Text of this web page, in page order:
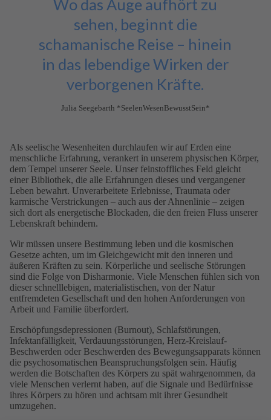
Wo das Auge aufhört zu
sehen, beginnt die
schamanische Reise – hinein
in das lebendige Wirken der
verborgenen Kräfte.
Julia Seegebarth *SeelenWesenBewusstSein*
Als seelische Wesenheiten durchlaufen wir auf Erden eine
menschliche Erfahrung, verankert in unserem physischen Körper,
dem Tempel unserer Seele. Unser feinstoffliches Feld gleicht
einer Bibliothek, die alle Erfahrungen dieses und vergangener
Leben bewahrt. Unverarbeitete Erlebnisse, Traumata oder
karmische Verstrickungen – auch aus der Ahnenlinie – zeigen
sich dort als energetische Blockaden, die den freien Fluss unserer
Lebenskraft behindern.
Wir müssen unsere Bestimmung leben und die kosmischen
Gesetze achten, um im Gleichgewicht mit den inneren und
äußeren Kräften zu sein. Körperliche und seelische Störungen
sind die Folge von Disharmonie. Viele Menschen fühlen sich von
dieser schnelllebigen, materialistischen, von der Natur
entfremdeten Gesellschaft und den hohen Anforderungen von
Arbeit und Familie überfordert.
Erschöpfungsdepressionen (Burnout), Schlafstörungen,
Infektanfälligkeit, Verdauungsstörungen, Herz-Kreislauf-
Beschwerden oder Beschwerden des Bewegungsapparats können
die psychosomatischen Beanspruchungsfolgen sein. Häufig
werden die Botschaften des Körpers zu spät wahrgenommen, da
viele Menschen verlernt haben, auf die Signale und Bedürfnisse
ihres Körpers zu hören und achtsam mit ihrer Gesundheit
umzugehen.